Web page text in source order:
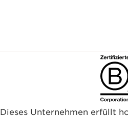
Dieses Unternehmen erfüllt